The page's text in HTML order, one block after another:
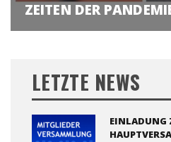
ZEITEN DER
LETZTE NEWS
EINLADUNG